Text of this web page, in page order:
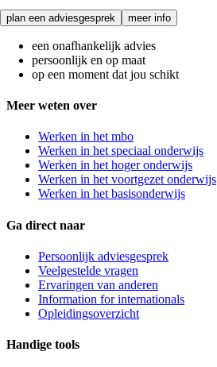
plan een adviesgesprek meer info
een onafhankelijk advies
persoonlijk en op maat
op een moment dat jou schikt
Meer weten over
Werken in het mbo
Werken in het speciaal onderwijs
Werken in het hoger onderwijs
Werken in het voortgezet onderwijs
Werken in het basisonderwijs
Ga direct naar
Persoonlijk adviesgesprek
Veelgestelde vragen
Ervaringen van anderen
Information for internationals
Opleidingsoverzicht
Handige tools